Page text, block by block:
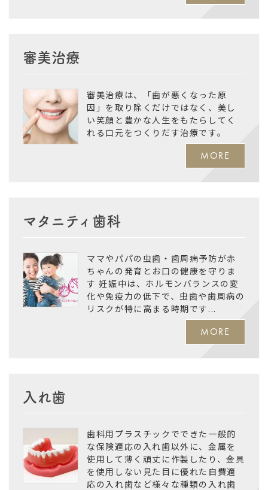
審美治療
審美治療は、「歯が悪くなった原
因」を取り除くだけではなく、美し
い笑顔と豊かな人生をもたらしてく
れる口元をつくりだす治療です。
MORE
マタニティ歯科
ママやパパの虫歯・歯周病予防が赤
ちゃんの発育とお口の健康を守りま
す 妊娠中は、ホルモンバランスの変
化や免疫力の低下で、虫歯や歯周病の
リスクが特に高まる時期です...
MORE
入れ歯
歯科用プラスチックでできた一般的
な保険適応の入れ歯以外に、金属を
使用して薄く頑丈に作製したり、金具
を使用しない見た目に優れた自費適
応の入れ歯など様々な種類の入れ歯